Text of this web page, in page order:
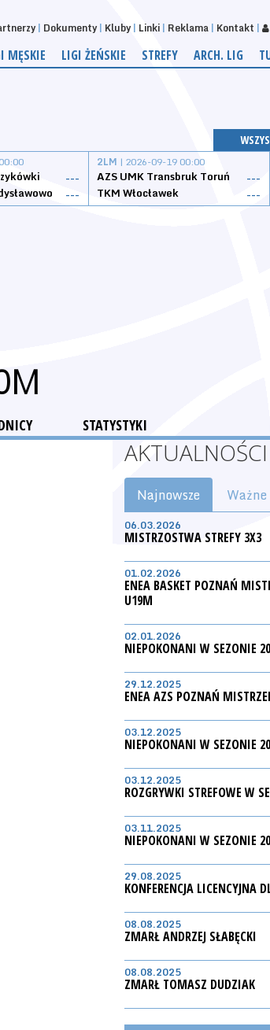
Dokumenty Kluby Linki Reklama Kontakt
MĘSKIE LIGI ŻEŃSKIE STREFY ARCH. LIG
---
---
2LM | 2026-09-19 00:00
AZS UMK Transbruk Toruń
---
TKM Włocławek
---
STATYSTYKI
AKTUALNOŚCI
Najnowsze Ważne
06.03.2026
MISTRZOSTWA STREFY 3X3
01.02.2026
ENEA BASKET POZNAŃ
U19M
02.01.2026
NIEPOKONANI W SEZONIE
29.12.2025
ENEA AZS POZNAŃ
03.12.2025
NIEPOKONANI W SEZONIE
03.12.2025
ROZGRYWKI STREFOWE W
03.11.2025
NIEPOKONANI W SEZONIE
29.08.2025
KONFERENCJA LICENCYJNA
08.08.2025
ZMARŁ ANDRZEJ SŁABĘCKI
08.08.2025
ZMARŁ TOMASZ DUDZIAK